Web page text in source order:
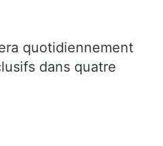
quotidiennement
dans quatre